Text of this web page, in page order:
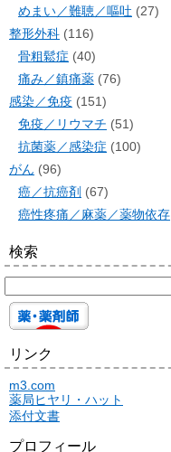
めまい／難聴／嘔吐 (27)
整形外科 (116)
骨粗鬆症 (40)
痛み／鎮痛薬 (76)
感染／免疫 (151)
免疫／リウマチ (51)
抗菌薬／感染症 (100)
がん (96)
癌／抗癌剤 (67)
癌性疼痛／麻薬／薬物依存
検索
リンク
m3.com
薬局ヒヤリ・ハット
添付文書
プロフィール